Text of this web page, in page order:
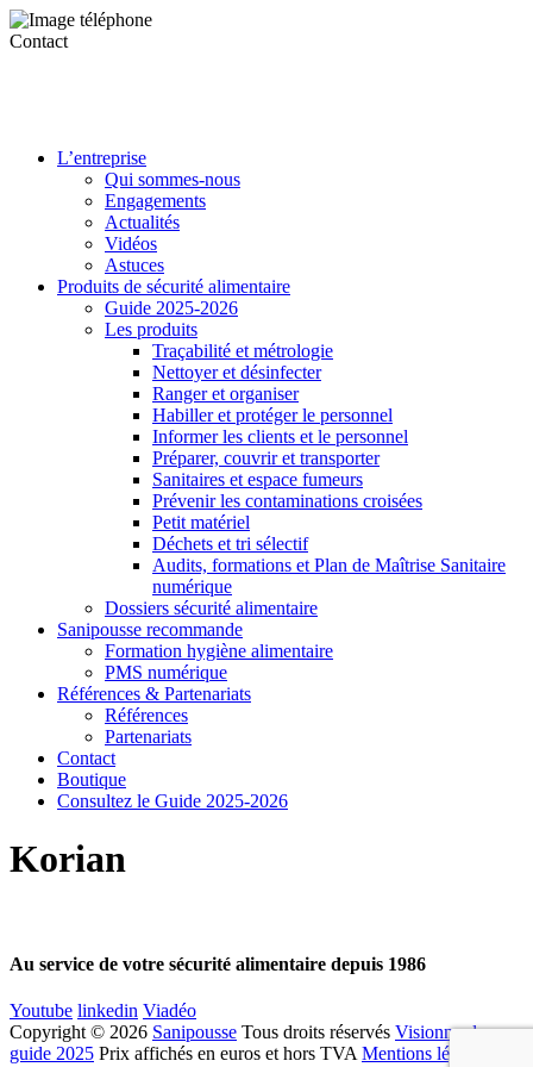
Contact
L’entreprise
Qui sommes-nous
Engagements
Actualités
Vidéos
Astuces
Produits de sécurité alimentaire
Guide 2025-2026
Les produits
Traçabilité et métrologie
Nettoyer et désinfecter
Ranger et organiser
Habiller et protéger le personnel
Informer les clients et le personnel
Préparer, couvrir et transporter
Sanitaires et espace fumeurs
Prévenir les contaminations croisées
Petit matériel
Déchets et tri sélectif
Audits, formations et Plan de Maîtrise Sanitaire
numérique
Dossiers sécurité alimentaire
Sanipousse recommande
Formation hygiène alimentaire
PMS numérique
Références & Partenariats
Références
Partenariats
Contact
Boutique
Consultez le Guide 2025-2026
Korian
Au service de votre sécurité alimentaire depuis 1986
Youtube linkedin Viadéo
Copyright © 2026 Sanipousse Tous droits réservés Visionner le
guide 2025 Prix affichés en euros et hors TVA Mentions légales